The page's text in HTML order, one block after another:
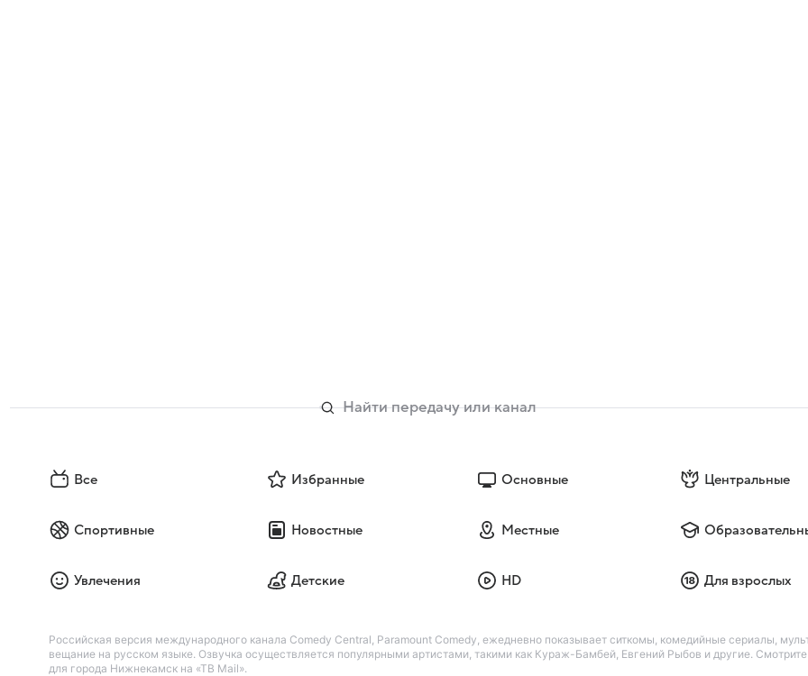
Все Избранные Основные Центральные
Спортивные Новостные Местные
Увлечения Детские HD Для взрослых
Российская версия международного канала Comedy Central, Paramount Comedy, ежедневно показывает ситкомы, комедийные сериалы,
вещание на русском языке. Озвучка осуществляется популярными артистами, такими как Кураж-Бамбей, Евгений Рыбов и другие.
для города Нижнекамск на «ТВ Mail».